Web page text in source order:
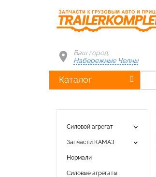
Ваш город:
Набережные Челны
Каталог
Силовой агрегат keyboard_arrow_down
Запчасти КАМАЗ keyboard_arrow_down
Нормали
Силовые агрегаты